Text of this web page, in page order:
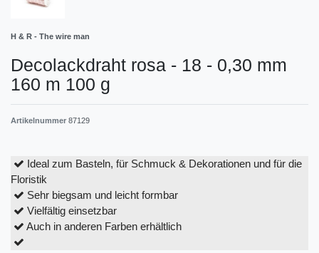
H & R - The wire man
Decolackdraht rosa - 18 - 0,30 mm
160 m 100 g
Artikelnummer 87129
Ideal zum Basteln, für Schmuck & Dekorationen und für die
Floristik
Sehr biegsam und leicht formbar
Vielfältig einsetzbar
Auch in anderen Farben erhältlich